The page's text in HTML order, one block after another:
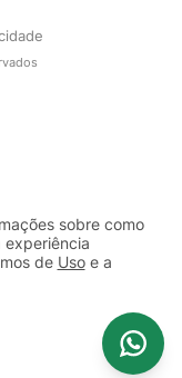
sobre como
experiência
de Usoe a